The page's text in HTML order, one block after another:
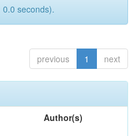
seconds).
previous 1 next
Author(s)